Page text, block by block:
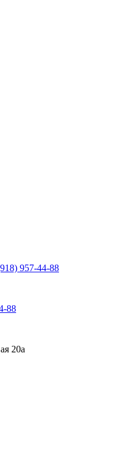
957-44-88
88
20а